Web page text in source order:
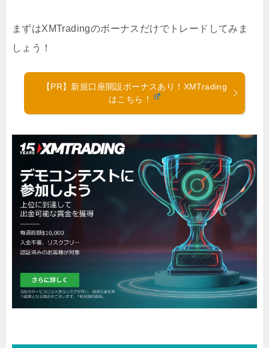
まずはXMTradingのボーナスだけでトレードしてみま
しょう！
【PR】新規口座開設ボーナスあり！XMTrading
はこちら！